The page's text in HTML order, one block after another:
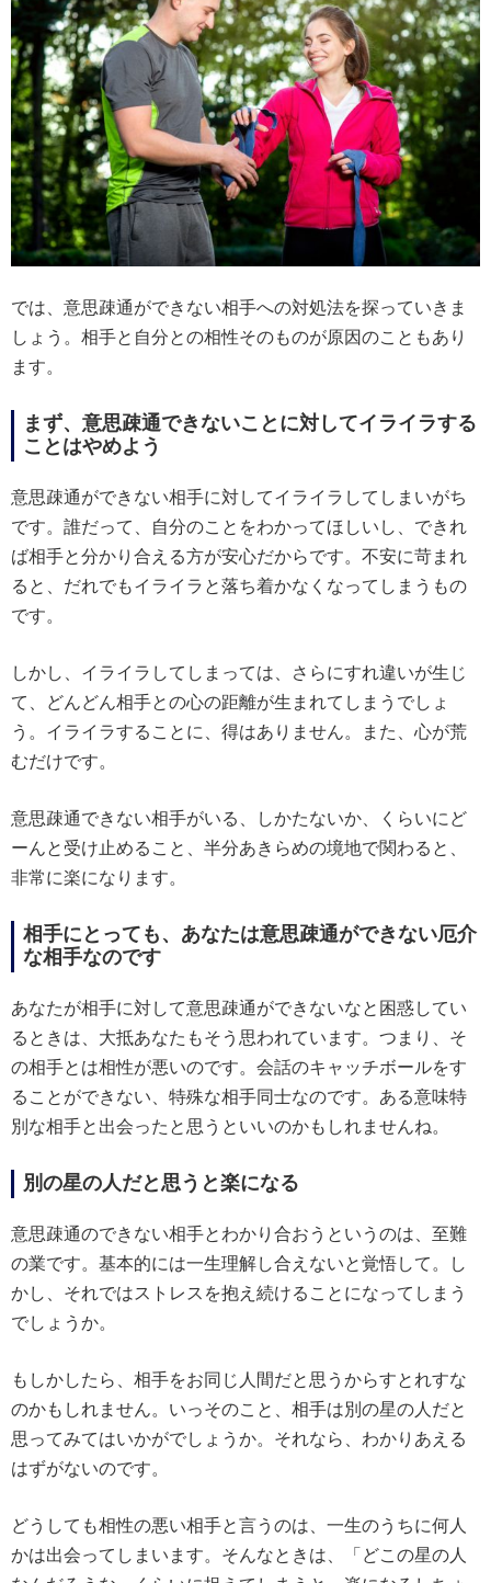
では、意思疎通ができない相手への対処法を探っていきま
しょう。相手と自分との相性そのものが原因のこともあり
ます。
まず、意思疎通できないことに対してイライラする
ことはやめよう
意思疎通ができない相手に対してイライラしてしまいがち
です。誰だって、自分のことをわかってほしいし、できれ
ば相手と分かり合える方が安心だからです。不安に苛まれ
ると、だれでもイライラと落ち着かなくなってしまうもの
です。
しかし、イライラしてしまっては、さらにすれ違いが生じ
て、どんどん相手との心の距離が生まれてしまうでしょ
う。イライラすることに、得はありません。また、心が荒
むだけです。
意思疎通できない相手がいる、しかたないか、くらいにど
ーんと受け止めること、半分あきらめの境地で関わると、
非常に楽になります。
相手にとっても、あなたは意思疎通ができない厄介
な相手なのです
あなたが相手に対して意思疎通ができないなと困惑してい
るときは、大抵あなたもそう思われています。つまり、そ
の相手とは相性が悪いのです。会話のキャッチボールをす
ることができない、特殊な相手同士なのです。ある意味特
別な相手と出会ったと思うといいのかもしれませんね。
別の星の人だと思うと楽になる
意思疎通のできない相手とわかり合おうというのは、至難
の業です。基本的には一生理解し合えないと覚悟して。し
かし、それではストレスを抱え続けることになってしまう
でしょうか。
もしかしたら、相手をお同じ人間だと思うからすとれすな
のかもしれません。いっそのこと、相手は別の星の人だと
思ってみてはいかがでしょうか。それなら、わかりあえる
はずがないのです。
どうしても相性の悪い相手と言うのは、一生のうちに何人
かは出会ってしまいます。そんなときは、「どこの星の人